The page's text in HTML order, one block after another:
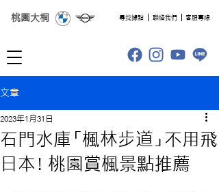
桃園大桐 ​尋找據點 聯絡我們 客服專線
文章
石門水庫「楓林步道」不用飛
日本！桃園賞楓景點推薦
2023年1月31日